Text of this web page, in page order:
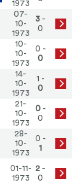
1973
07-
10-
1973
3 -
0
10-
10-
1973
0 -
0
14-
10-
1973
1 -
0
21-
10-
1973
0-
0
28-
10-
1973
0 -
1
01-11-
1973
2 -
0